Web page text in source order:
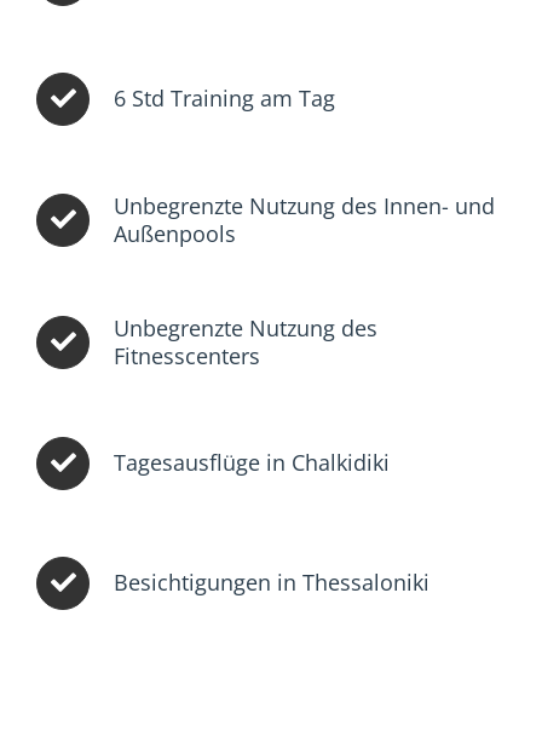
6 Std Training am Tag
Unbegrenzte Nutzung des Innen- und
Außenpools
Unbegrenzte Nutzung des
Fitnesscenters
Tagesausflüge in Chalkidiki
Besichtigungen in Thessaloniki